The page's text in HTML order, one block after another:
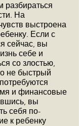
разбираться
На
выстроена
Если с
сейчас, вы
себе и
со злостью,
не быстрый
и финансовые
вы
себя по-
к ребенку